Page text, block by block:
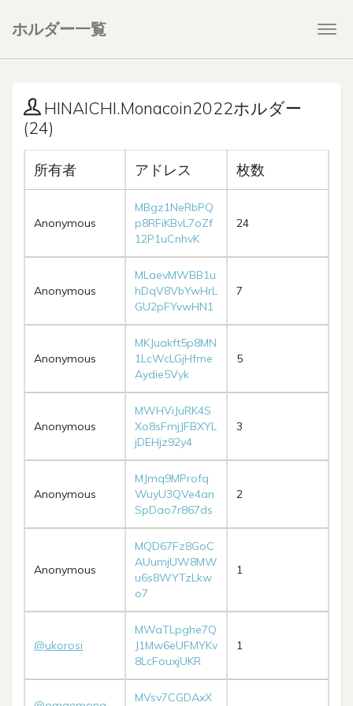
ホルダー一覧
HINAICHI.Monacoin2022ホルダー
(24)
所有者 アドレス 枚数
Anonymous
MBgz1NeRbPQ
p8RFiKBvL7oZf
12P1uCnhvK
24
Anonymous
MLaevMWBB1u
hDqV8VbYwHrL
GU2pFYvwHN1
7
Anonymous
MKJuakft5p8MN
1LcWcLGjHfme
Aydie5Vyk
5
Anonymous
MWHViJuRK4S
Xo8sFmjJFBXYL
jDEHjz92y4
3
Anonymous
MJmq9MProfq
WuyU3QVe4an
SpDao7r867ds
2
Anonymous
MQD67Fz8GoC
AUumjUW8MW
u6s8WYTzLkw
o7
1
@ukorosi
MWaTLpghe7Q
J1Mw6eUFMYKv
8LcFouxjUKR
1
MVsv7CGDAxX